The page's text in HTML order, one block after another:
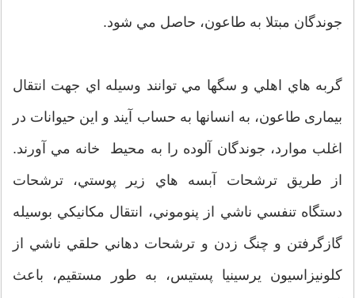
جوندگان مبتلا به طاعون، حاصل مي شود.
گربه هاي اهلي و سگها مي توانند وسيله اي جهت انتقال
بیماری طاعون، به انسانها به حساب آيند و اين حيوانات در
اغلب موارد، جوندگان آلوده را به محيط خانه مي آورند.
از طريق ترشحات آبسه هاي زير پوستي، ترشحات
دستگاه تنفسي ناشي از پنوموني، انتقال مكانيكي بوسيله
گازگرفتن و چنگ زدن و ترشحات دهاني حلقي ناشي از
كلونيزاسيون يرسينيا پستيس، به طور مستقيم، باعث